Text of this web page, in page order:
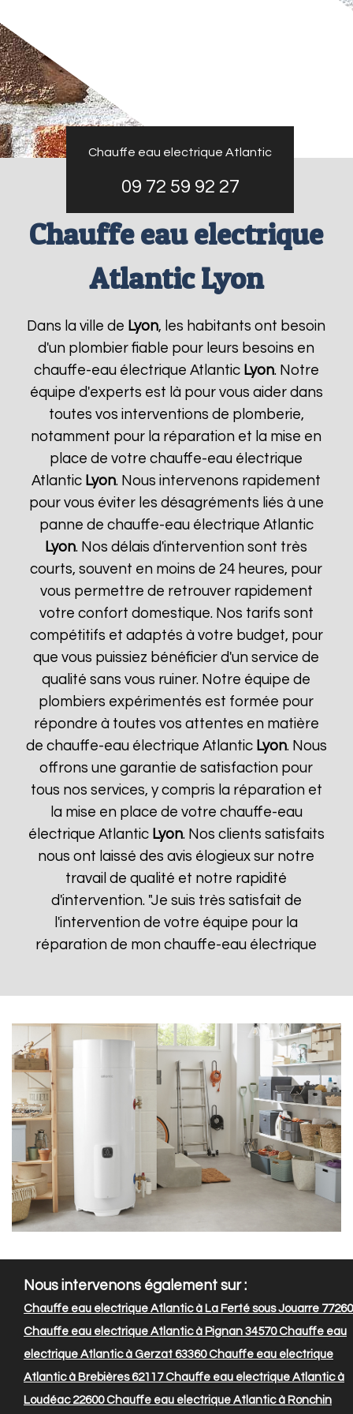
Chauffe eau electrique Atlantic
09 72 59 92 27
Chauffe eau electrique
Atlantic Lyon
Dans la ville de Lyon, les habitants ont besoin
d'un plombier fiable pour leurs besoins en
chauffe-eau électrique Atlantic Lyon. Notre
équipe d'experts est là pour vous aider dans
toutes vos interventions de plomberie,
notamment pour la réparation et la mise en
place de votre chauffe-eau électrique
Atlantic Lyon. Nous intervenons rapidement
pour vous éviter les désagréments liés à une
panne de chauffe-eau électrique Atlantic
Lyon. Nos délais d'intervention sont très
courts, souvent en moins de 24 heures, pour
vous permettre de retrouver rapidement
votre confort domestique. Nos tarifs sont
compétitifs et adaptés à votre budget, pour
que vous puissiez bénéficier d'un service de
qualité sans vous ruiner. Notre équipe de
plombiers expérimentés est formée pour
répondre à toutes vos attentes en matière
de chauffe-eau électrique Atlantic Lyon. Nous
offrons une garantie de satisfaction pour
tous nos services, y compris la réparation et
la mise en place de votre chauffe-eau
électrique Atlantic Lyon. Nos clients satisfaits
nous ont laissé des avis élogieux sur notre
travail de qualité et notre rapidité
d'intervention. "Je suis très satisfait de
l'intervention de votre équipe pour la
réparation de mon chauffe-eau électrique
Nous intervenons également sur :
Chauffe eau electrique Atlantic à La Ferté sous Jouarre 77260
Chauffe eau electrique Atlantic à Pignan 34570Chauffe eau
electrique Atlantic à Gerzat 63360Chauffe eau electrique
Atlantic à Brebières 62117Chauffe eau electrique Atlantic à
Loudéac 22600Chauffe eau electrique Atlantic à Ronchin